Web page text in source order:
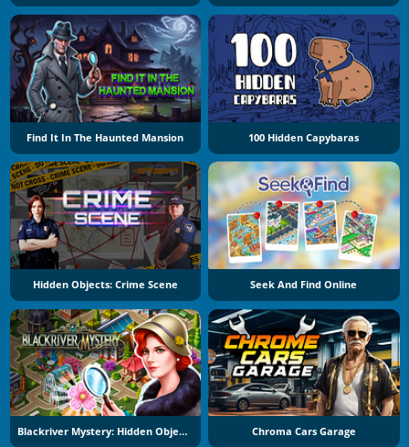
Find It In The Haunted Mansion 100 Hidden Capybaras
Hidden Objects: Crime Scene Seek And Find Online
Blackriver Mystery: Hidden Objects Chroma Cars Garage